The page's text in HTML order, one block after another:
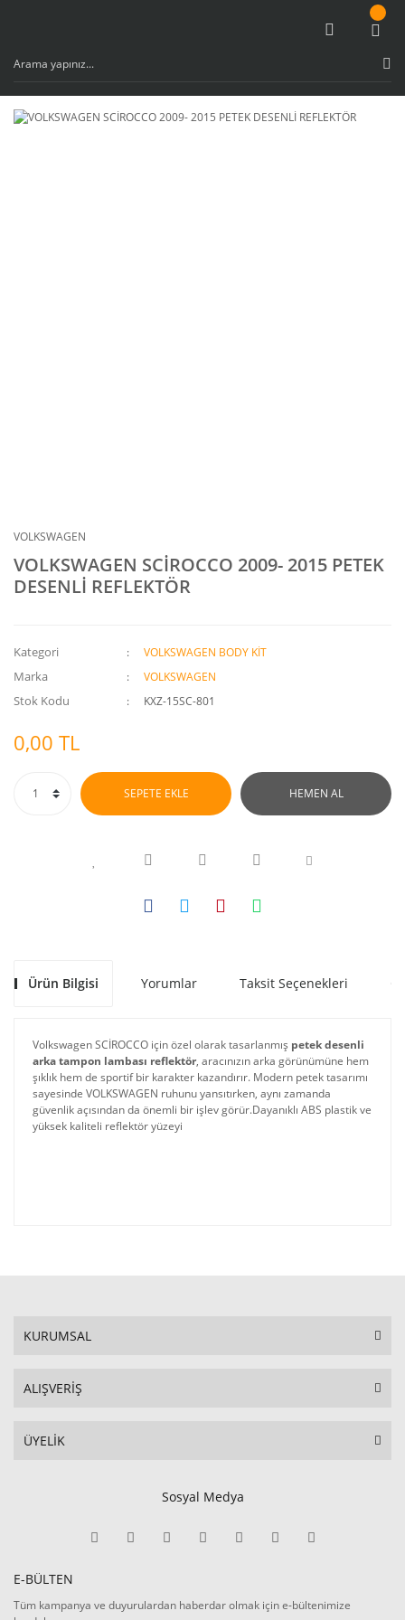
VOLKSWAGEN
VOLKSWAGEN SCİROCCO 2009- 2015 PETEK
DESENLİ REFLEKTÖR
Kategori VOLKSWAGEN BODY KİT
Marka VOLKSWAGEN
Stok Kodu KXZ-15SC-801
0,00 TL
SEPETE EKLE HEMEN AL
Ürün Bilgisi Yorumlar Taksit Seçenekleri
Volkswagen SCİROCCO için özel olarak tasarlanmış petek desenli
arka tampon lambası reflektör, aracınızın arka görünümüne hem
şıklık hem de sportif bir karakter kazandırır. Modern petek tasarımı
sayesinde VOLKSWAGEN ruhunu yansıtırken, aynı zamanda
güvenlik açısından da önemli bir işlev görür.Dayanıklı ABS plastik ve
yüksek kaliteli reflektör yüzeyi
KURUMSAL
ALIŞVERİŞ
ÜYELİK
Sosyal Medya
E-BÜLTEN
Tüm kampanya ve duyurulardan haberdar olmak için e-bültenimize